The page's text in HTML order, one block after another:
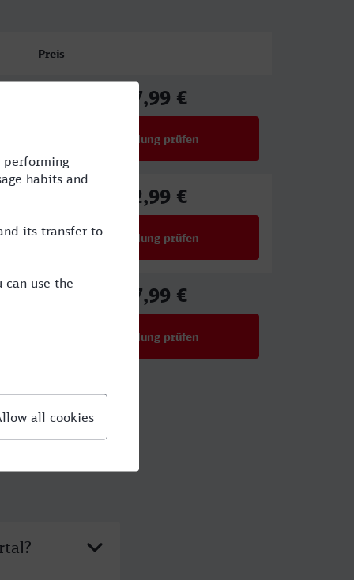
Preis
57,99 €
Verbindung prüfen
42,99 €
Verbindung prüfen
57,99 €
Verbindung prüfen